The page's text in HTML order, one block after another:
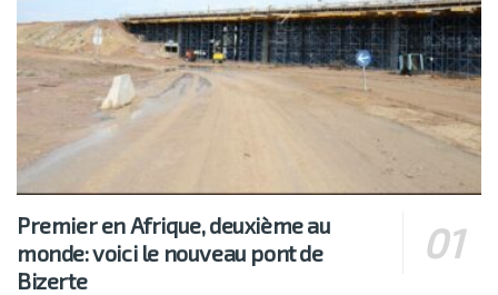
Premier en Afrique, deuxième au
monde: voici le nouveau pont de
Bizerte